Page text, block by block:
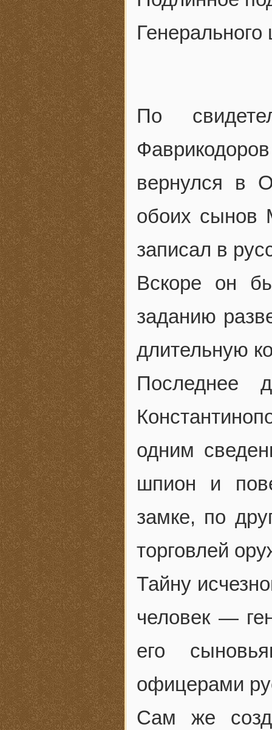
По
вернулся в
обоих сынов
записал в
Вскоре он
заданию
длительную
Последнее
одним
шпион и
замке, по
торговлей
Тайну
человек —
его
офицерами
Сам же